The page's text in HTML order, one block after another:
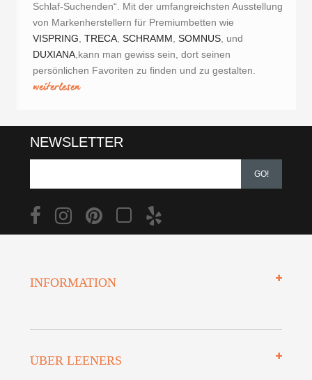
Schlaf-Suchenden“. Mit der umfangreichsten Ausstellung
von Markenherstellern für Premiumbetten wie
VISPRING,TRECA,SCHRAMM,SOMNUS, und
DUXIANA,kann man gewiss sein, dort seinen
persönlichen Favoriten zu finden und zu gestalten.
weiterlesen
NEWSLETTER
GO!
INFORMATION
ÜBER LEENERS